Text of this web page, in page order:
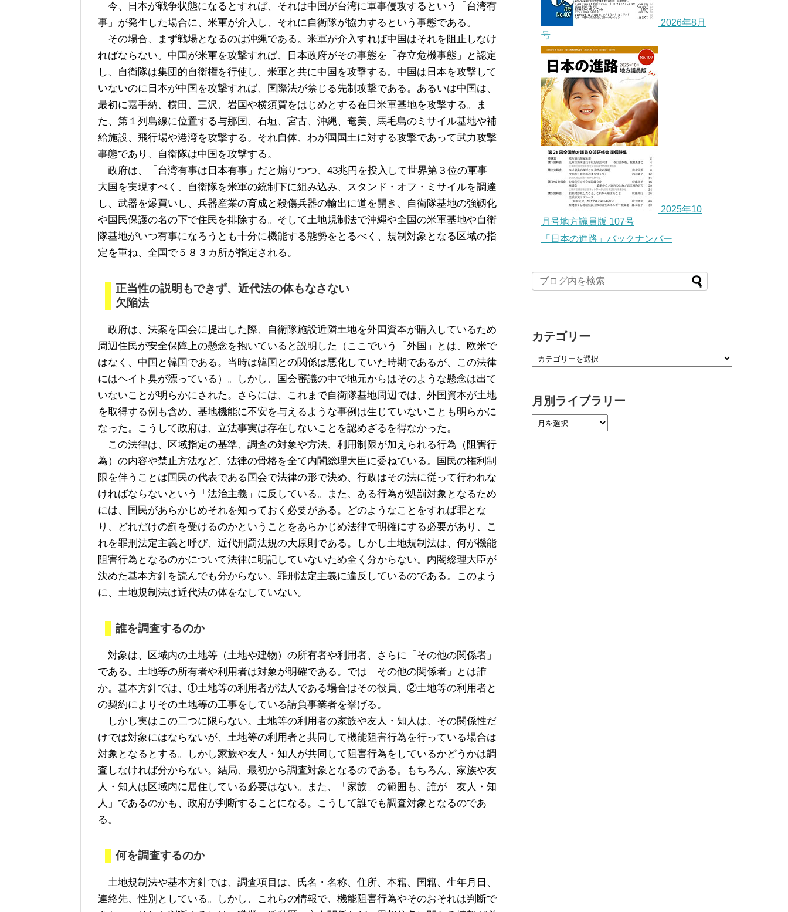
今、日本が戦争状態になるとすれば、それは中国が台湾に軍事侵攻するという「台湾有
事」が発生した場合に、米軍が介入し、それに自衛隊が協力するという事態である。
その場合、まず戦場となるのは沖縄である。米軍が介入すれば中国はそれを阻止しなけ
ればならない。中国が米軍を攻撃すれば、日本政府がその事態を「存立危機事態」と認定
し、自衛隊は集団的自衛権を行使し、米軍と共に中国を攻撃する。中国は日本を攻撃して
いないのに日本が中国を攻撃すれば、国際法が禁じる先制攻撃である。あるいは中国は、
最初に嘉手納、横田、三沢、岩国や横須賀をはじめとする在日米軍基地を攻撃する。ま
た、第１列島線に位置する与那国、石垣、宮古、沖縄、奄美、馬毛島のミサイル基地や補
給施設、飛行場や港湾を攻撃する。それ自体、わが国国土に対する攻撃であって武力攻撃
事態であり、自衛隊は中国を攻撃する。
政府は、「台湾有事は日本有事」だと煽りつつ、43兆円を投入して世界第３位の軍事
大国を実現すべく、自衛隊を米軍の統制下に組み込み、スタンド・オフ・ミサイルを調達
し、武器を爆買いし、兵器産業の育成と殺傷兵器の輸出に道を開き、自衛隊基地の強靱化
や国民保護の名の下で住民を排除する。そして土地規制法で沖縄や全国の米軍基地や自衛
隊基地がいつ有事になろうとも十分に機能する態勢をとるべく、規制対象となる区域の指
定を重ね、全国で５８３カ所が指定される。
正当性の説明もできず、近代法の体もなさない
欠陥法
政府は、法案を国会に提出した際、自衛隊施設近隣土地を外国資本が購入しているため
周辺住民が安全保障上の懸念を抱いていると説明した（ここでいう「外国」とは、欧米で
はなく、中国と韓国である。当時は韓国との関係は悪化していた時期であるが、この法律
にはヘイト臭が漂っている）。しかし、国会審議の中で地元からはそのような懸念は出て
いないことが明らかにされた。さらには、これまで自衛隊基地周辺では、外国資本が土地
を取得する例も含め、基地機能に不安を与えるような事例は生じていないことも明らかに
なった。こうして政府は、立法事実は存在しないことを認めざるを得なかった。
この法律は、区域指定の基準、調査の対象や方法、利用制限が加えられる行為（阻害行
為）の内容や禁止方法など、法律の骨格を全て内閣総理大臣に委ねている。国民の権利制
限を伴うことは国民の代表である国会で法律の形で決め、行政はその法に従って行われな
ければならないという「法治主義」に反している。また、ある行為が処罰対象となるため
には、国民があらかじめそれを知っておく必要がある。どのようなことをすれば罪とな
り、どれだけの罰を受けるのかということをあらかじめ法律で明確にする必要があり、こ
れを罪刑法定主義と呼び、近代刑罰法規の大原則である。しかし土地規制法は、何が機能
阻害行為となるのかについて法律に明記していないため全く分からない。内閣総理大臣が
決めた基本方針を読んでも分からない。罪刑法定主義に違反しているのである。このよう
に、土地規制法は近代法の体をなしていない。
誰を調査するのか
対象は、区域内の土地等（土地や建物）の所有者や利用者、さらに「その他の関係者」
である。土地等の所有者や利用者は対象が明確である。では「その他の関係者」とは誰
か。基本方針では、①土地等の利用者が法人である場合はその役員、②土地等の利用者と
の契約によりその土地等の工事をしている請負事業者を挙げる。
しかし実はこの二つに限らない。土地等の利用者の家族や友人・知人は、その関係性だ
けでは対象にはならないが、土地等の利用者と共同して機能阻害行為を行っている場合は
対象となるとする。しかし家族や友人・知人が共同して阻害行為をしているかどうかは調
査しなければ分からない。結局、最初から調査対象となるのである。もちろん、家族や友
人・知人は区域内に居住している必要はない。また、「家族」の範囲も、誰が「友人・知
人」であるのかも、政府が判断することになる。こうして誰でも調査対象となるのであ
る。
何を調査するのか
土地規制法や基本方針では、調査項目は、氏名・名称、住所、本籍、国籍、生年月日、
連絡先、性別としている。しかし、これらの情報で、機能阻害行為やそのおそれは判断で
2026年8月
号
2025年10
月号地方議員版 107号
「日本の進路」バックナンバー
カテゴリー
月別ライブラリー